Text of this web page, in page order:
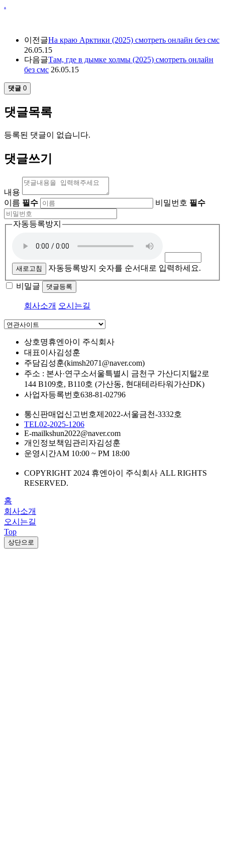
.
이전글На краю Арктики (2025) смотреть онлайн без смс
26.05.15
다음글Там, где в дымке холмы (2025) смотреть онлайн
без смс 26.05.15
댓글 0
댓글목록
등록된 댓글이 없습니다.
댓글쓰기
내용
이름 필수 비밀번호 필수
자동등록방지
새로고침 자동등록방지 숫자를 순서대로 입력하세요.
비밀글 댓글등록
회사소개 오시는길
상호명휴엔아이 주식회사
대표이사김성훈
주담김성훈(kimsh2071@naver.com)
주소 : 본사·연구소서울특별시 금천구 가산디지털2로
144 B109호, B110호 (가산동, 현대테라타워가산DK)
사업자등록번호638-81-02796
통신판매업신고번호제2022-서울금천-3332호
TEL02-2025-1206
E-mailkshun2022@naver.com
개인정보책임관리자김성훈
운영시간AM 10:00 ~ PM 18:00
COPYRIGHT 2024 휴엔아이 주식회사 ALL RIGHTS
RESERVED.
홈
회사소개
오시는길
Top
상단으로